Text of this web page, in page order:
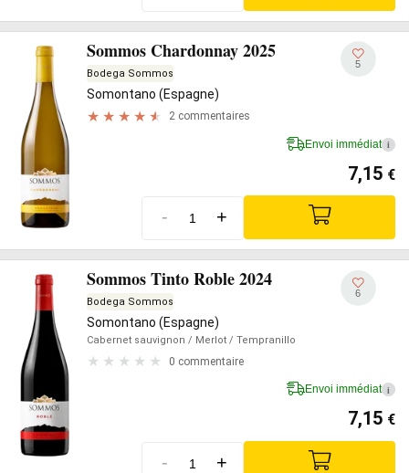
Sommos Chardonnay 2025
Bodega Sommos
Somontano (Espagne)
2 commentaires
5
Envoi immédiat i
7,15 €
- +
Sommos Tinto Roble 2024
Bodega Sommos
Somontano (Espagne)
Cabernet sauvignon / Merlot / Tempranillo
0 commentaire
6
Envoi immédiat i
7,15 €
- +